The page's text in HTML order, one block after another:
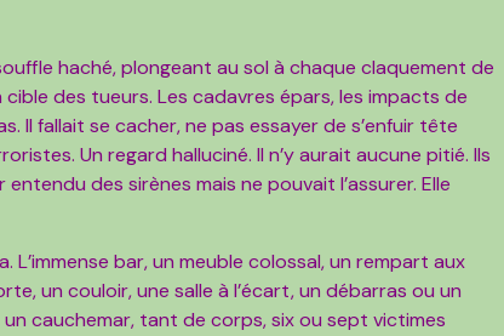
haché, plongeant au sol à chaque claquement de
des tueurs. Les cadavres épars, les impacts de
Il fallait se cacher, ne pas essayer de s’enfuir tête
Un regard halluciné. Il n’y aurait aucune pitié. Ils
des sirènes mais ne pouvait l’assurer. Elle
L’immense bar, un meuble colossal, un rempart aux
un couloir, une salle à l’écart, un débarras ou un
cauchemar, tant de corps, six ou sept victimes